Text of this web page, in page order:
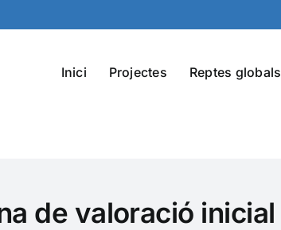
Inici Projectes Reptes globals
de valoració inicial